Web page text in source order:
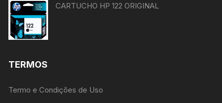
CARTUCHO HP 122 ORIGINAL
TERMOS
Termo e Condições de Uso